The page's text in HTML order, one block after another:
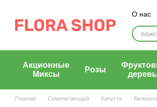
О нас
Блог
Акционные
Миксы
Розы
Главная Семена овощей Капуста